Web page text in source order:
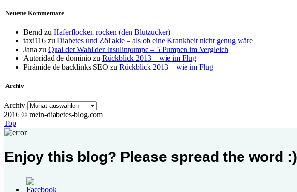
Neueste Kommentare
Bernd zu Haferflocken rocken (den Blutzucker)
taxi116 zu Diabetes und Zöliakie – als ob eine Krankheit nicht genug wäre
Jana zu Qual der Wahl der Insulinpumpe – 5 Pumpen im Vergleich
Autoridad de dominio zu Rückblick 2013 – wie im Flug
Pirámide de backlinks SEO zu Rückblick 2013 – wie im Flug
Archiv
Archiv
2016 © mein-diabetes-blog.com
Top
Enjoy this blog? Please spread the word :)